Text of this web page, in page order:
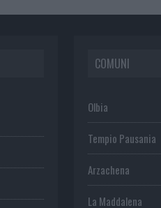
COMUNI
Olbia
Tempio Pausania
Arzachena
La Maddalena